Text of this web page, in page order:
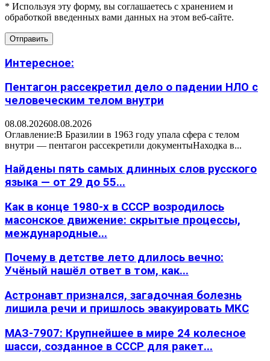
* Используя эту форму, вы соглашаетесь с хранением и
обработкой введенных вами данных на этом веб-сайте.
Интересное:
Пентагон рассекретил дело о падении НЛО с
человеческим телом внутри
08.08.202608.08.2026
Оглавление:В Бразилии в 1963 году упала сфера с телом
внутри — пентагон рассекретили документыНаходка в...
Найдены пять самых длинных слов русского
языка — от 29 до 55...
Как в конце 1980-х в СССР возродилось
масонское движение: скрытые процессы,
международные...
Почему в детстве лето длилось вечно:
Учёный нашёл ответ в том, как...
Астронавт признался, загадочная болезнь
лишила речи и пришлось эвакуировать МКС
МАЗ-7907: Крупнейшее в мире 24 колесное
шасси, созданное в СССР для ракет...